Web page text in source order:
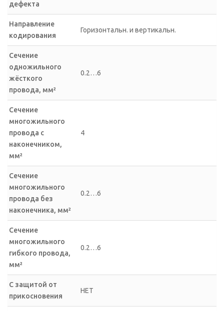
дефекта
Направление
кодирования
Горизонтальн. и вертикальн.
Сечение
одножильного
жёсткого
провода, мм²
0.2…6
Сечение
многожильного
провода с
наконечником,
мм²
4
Сечение
многожильного
провода без
наконечника, мм²
0.2…6
Сечение
многожильного
гибкого провода,
мм²
0.2…6
С защитой от
прикосновения
НЕТ